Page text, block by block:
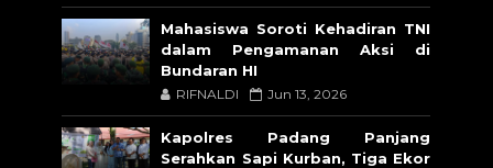
Mahasiswa Soroti Kehadiran TNI
dalam Pengamanan Aksi di
Bundaran HI
RIFNALDI Jun 13, 2026
Kapolres Padang Panjang
Serahkan Sapi Kurban, Tiga Ekor